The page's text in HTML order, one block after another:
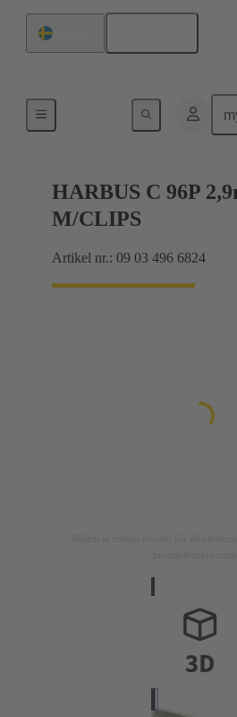
Förbindning moderkort till
HARBUS C 96P
M/CLIPS
Artikel nr.: 09 03 496 6824